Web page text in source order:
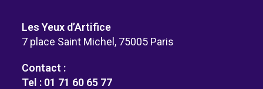
Les Yeux d’Artifice
7 place Saint Michel, 75005 Paris
Contact :
Tel : 01 71 60 65 77